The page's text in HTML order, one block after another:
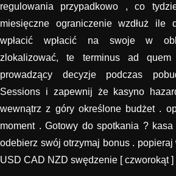
regulowania przypadkowo , co
miesięczne ograniczenie wzdłuż ile
wpłacić wpłacić na swoje w
zlokalizować, te terminus ad quem
prowadzący decyzje podczas
Sessions i zapewnij że kasyno
wewnątrz z góry określone budżet .
moment . Gotowy do spotkania ?
odebierz swój otrzymaj bonus .
USD CAD NZD swędzenie [ czworokąt ]